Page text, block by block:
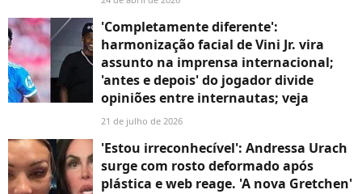
'Completamente diferente':
harmonização facial de Vini Jr. vira
assunto na imprensa internacional;
'antes e depois' do jogador divide
opiniões entre internautas; veja
21 de julho de 2026
'Estou irreconhecível': Andressa Urach
surge com rosto deformado após
plástica e web reage. 'A nova Gretchen'